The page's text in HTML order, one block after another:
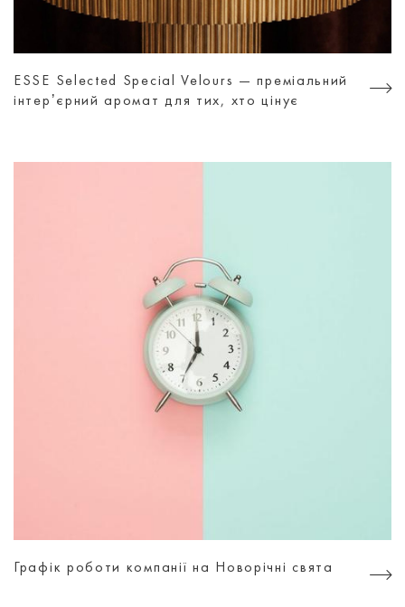
ESSE Selected Special Velours — преміальний
інтерʼєрний аромат для тих, хто цінує
Графік роботи компанії на Новорічні свята